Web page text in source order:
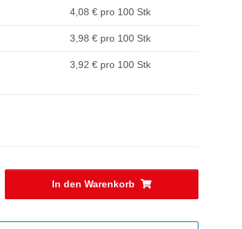
4,08 € pro 100 Stk
3,98 € pro 100 Stk
3,92 € pro 100 Stk
In den Warenkorb